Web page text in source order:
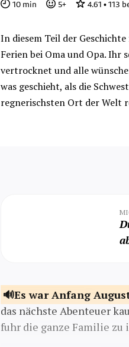
10 min 5+ 4.61 • 113
In diesem Teil der
Ferien bei Oma und Opa. Ihr
vertrocknet und alle
was geschieht, als die
regnerischsten Ort der Welt
Es war Anfang
das nächste Abenteuer
fuhr die ganze Familie